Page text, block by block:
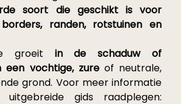
soort die geschikt is voor
randen, rotstuinen en
groeit in de schaduw of
een vochtige, zureof neutrale,
grond. Voor meer informatie
gids raadplegen: